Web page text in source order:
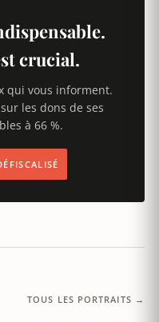
crucial.
qui vous informent.
les dons de ses
à 66 %.
TOUS LES PORTRAITS →